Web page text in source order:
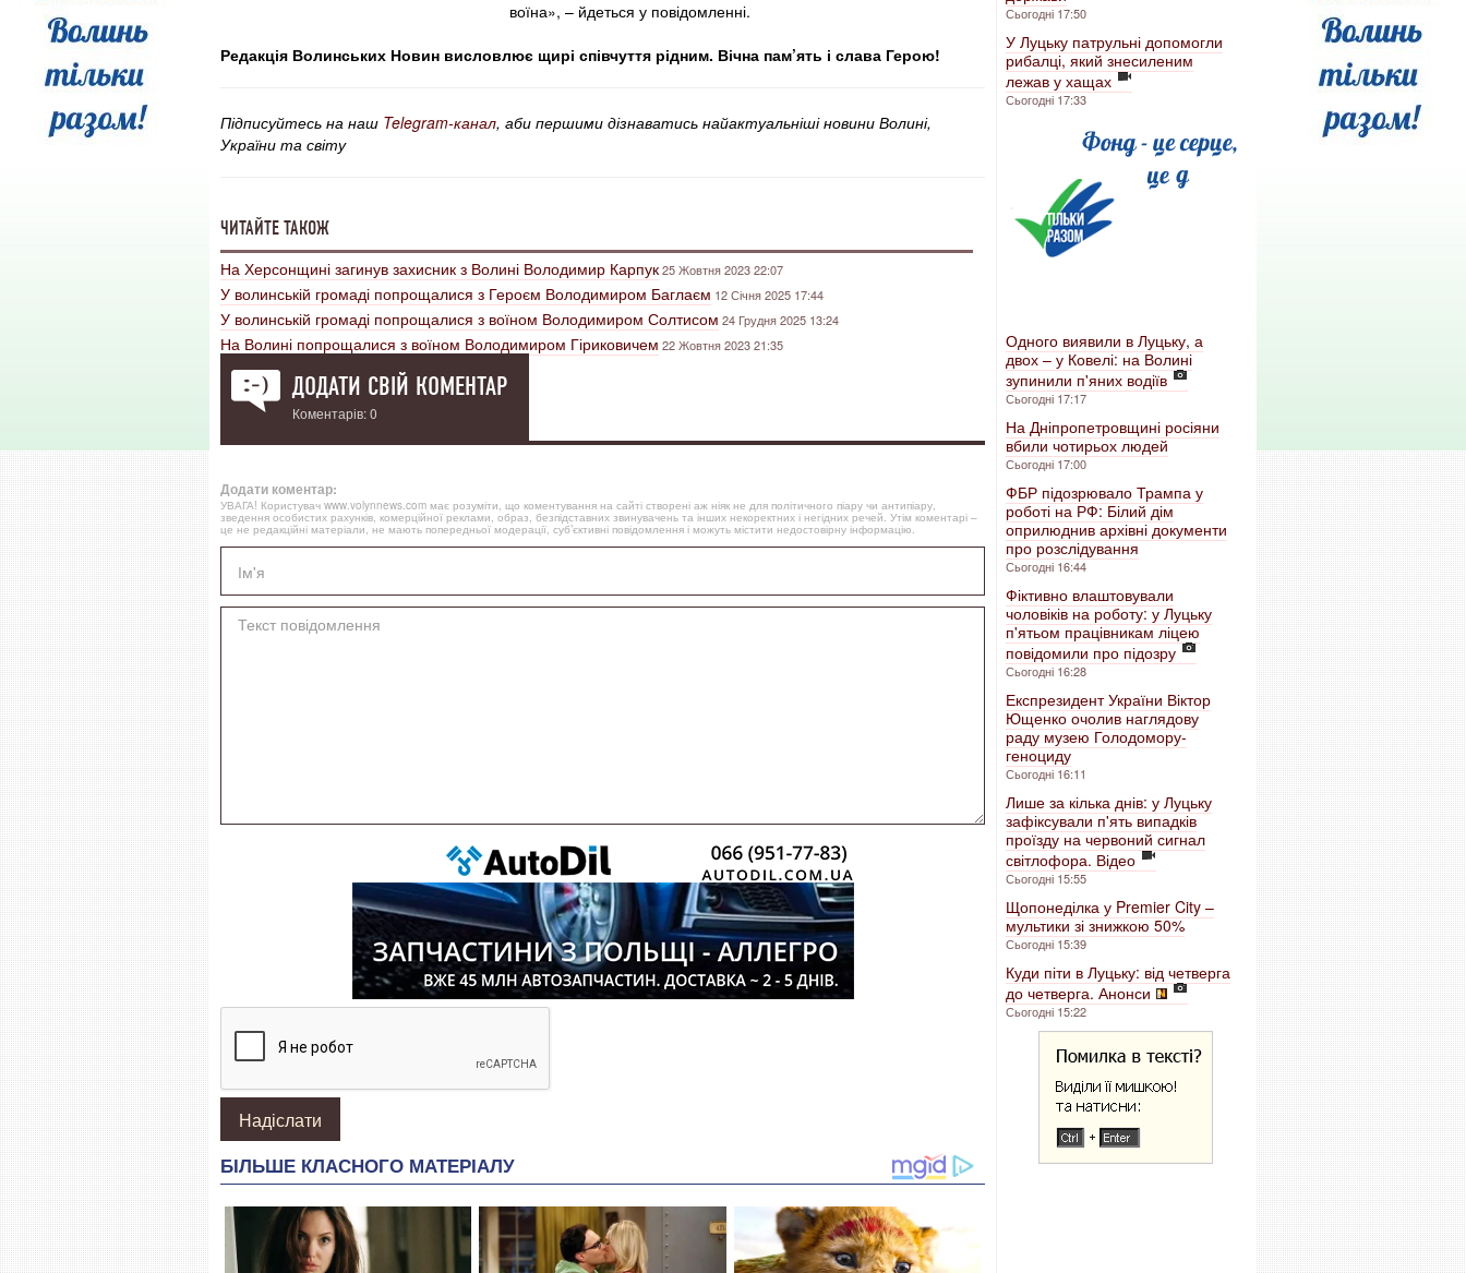
воїна», – йдеться у повідомленні.
Редакція Волинських Новин висловлює щирі співчуття рідним. Вічна пам’ять і слава Герою!
Підписуйтесь на наш Telegram-канал, аби першими дізнаватись найактуальніші новини Волині,
України та світу
ЧИТАЙТЕ ТАКОЖ
На Херсонщині загинув захисник з Волині Володимир Карпук25 Жовтня 2023 22:07
У волинській громаді попрощалися з Героєм Володимиром Баглаєм 12 Січня 2025 17:44
У волинській громаді попрощалися з воїном Володимиром Солтисом 24 Грудня 2025 13:24
На Волині попрощалися з воїном Володимиром Гіриковичем 22 Жовтня 2023 21:35
ДОДАТИ СВІЙ КОМЕНТАР
Коментарів: 0
Додати коментар:
УВАГА! Користувач www.volynnews.com має розуміти, що коментування на сайті створені аж ніяк не для політичного піару чи антипіару,
зведення особистих рахунків, комерційної реклами, образ, безпідставних звинувачень та інших некоректних і негідних речей. Утім коментарі –
це не редакційні матеріали, не мають попередньої модерації, суб’єктивні повідомлення і можуть містити недостовірну інформацію.
Сьогодні 17:50
У Луцьку патрульні допомогли
рибалці, який знесиленим
лежав у хащах
Сьогодні 17:33
Одного виявили в Луцьку, а
двох – у Ковелі: на Волині
зупинили п'яних водіїв
Сьогодні 17:17
На Дніпропетровщині росіяни
вбили чотирьох людей
Сьогодні 17:00
ФБР підозрювало Трампа у
роботі на РФ: Білий дім
оприлюднив архівні документи
про розслідування
Сьогодні 16:44
Фіктивно влаштовували
чоловіків на роботу: у Луцьку
п'ятьом працівникам ліцею
повідомили про підозру
Сьогодні 16:28
Експрезидент України Віктор
Ющенко очолив наглядову
раду музею Голодомору-
геноциду
Сьогодні 16:11
Лише за кілька днів: у Луцьку
зафіксували п'ять випадків
проїзду на червоний сигнал
світлофора. Відео
Сьогодні 15:55
Щопонеділка у Premier City –
мультики зі знижкою 50%
Сьогодні 15:39
Куди піти в Луцьку: від четверга
до четверга. Анонси
Сьогодні 15:22